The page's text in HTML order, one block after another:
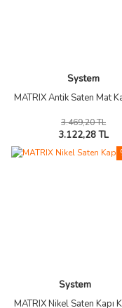
System
MATRIX Antik Saten Mat
3.469,20 TL
3.122,28 TL
System
MATRIX Nikel Saten Kapı